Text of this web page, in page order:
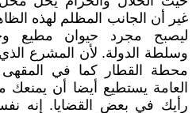
غير أن الجانب المظلم لهذه
ليصبح مجرد حيوان مطيع
وسلطة الدولة. لأن المشرع
محطة القطار كما في المقهى
العامة يستطيع أيضا أن يمنعك
رأيك في بعض القضايا. إنه